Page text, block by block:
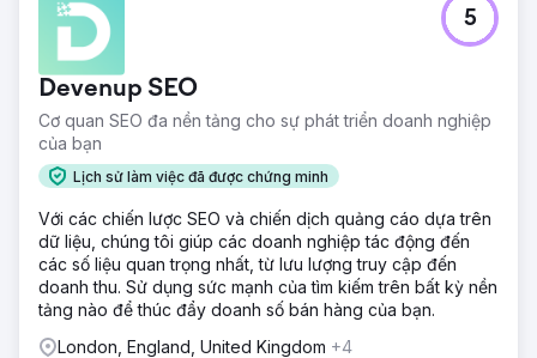
Devenup SEO
Cơ quan SEO đa nền tảng cho sự phát triển doanh nghiệp
của bạn
Lịch sử làm việc đã được chứng minh
5
Với các chiến lược SEO và chiến dịch quảng cáo dựa trên
dữ liệu, chúng tôi giúp các doanh nghiệp tác động đến
các số liệu quan trọng nhất, từ lưu lượng truy cập đến
doanh thu. Sử dụng sức mạnh của tìm kiếm trên bất kỳ nền
tảng nào để thúc đẩy doanh số bán hàng của bạn.
London, England, United Kingdom +4